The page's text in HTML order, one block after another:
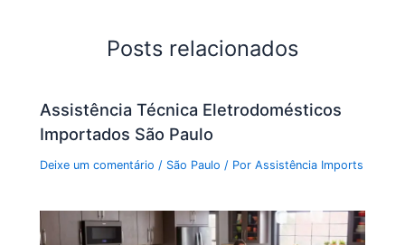
Posts relacionados
Assistência Técnica Eletrodomésticos
Importados São Paulo
Deixe um comentário / São Paulo / PorAssistência Imports